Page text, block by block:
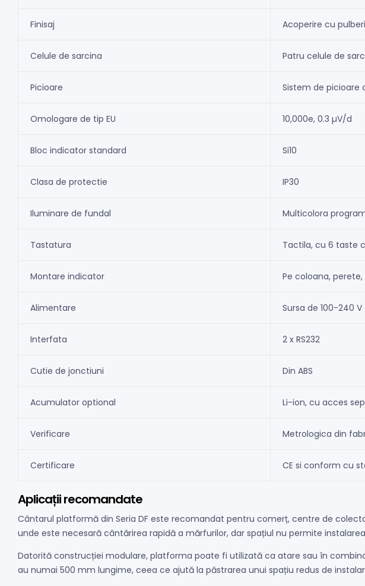
Finisaj Acoperire cu
Celule de sarcina Patru celule de
Picioare Sistem de picioare
Omologare de tip EU 10,000e, 0.3 µV/d
Bloc indicator standard Si10
Clasa de protectie IP30
Iluminare de fundal Multicolora
Tastatura Tactila, cu 6 taste
Montare indicator Pe coloana,
Alimentare Sursa de 100-240
Interfata 2 x RS232
Cutie de jonctiuni Din ABS
Acumulator optional Li-ion, cu acces
Verificare Metrologica din
Certificare CE si conform cu
Aplicații recomandate
Cântarul platformă din Seria DF este recomandat pentru comerț, centre de
unde este necesară cântărirea rapidă a mărfurilor, dar spațiul nu permite
Datorită construcției modulare, platforma poate fi utilizată ca atare sau în
au numai 500 mm lungime, ceea ce ajută la păstrarea unui spațiu redus de